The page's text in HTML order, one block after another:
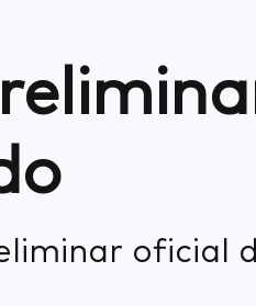
oficial